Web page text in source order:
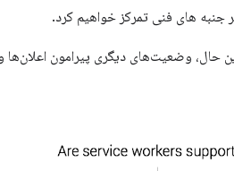
بر جنبه های فنی تمرکز خواهیم کرد.
وضعیت‌های دیگری پیرامون اعلان‌ها